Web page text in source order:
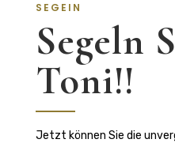
SEGEIN
Segeln
Toni!!
Jetzt können Sie die